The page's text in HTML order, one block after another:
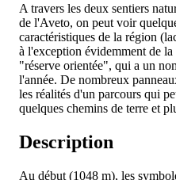
A travers les deux sentiers
de l'Aveto, on peut voir
caractéristiques de la région
à l'exception évidemment de
"réserve orientée", qui a un
l'année. De nombreux
les réalités d'un parcours qui
quelques chemins de terre et
Description
Au début (1048 m), les